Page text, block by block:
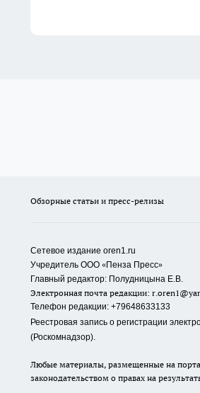
Обзорные статьи и пресс-релизы
Сетевое издание oren1.ru
Учредитель ООО «Пенза Пресс»
Главный редактор: Полудницына Е.В.
Электронная почта редакции:
Телефон редакции: +79648633133
Реестровая запись о регистрации
(Роскомнадзор).
Любые материалы, размещенные на
законодательством о правах на